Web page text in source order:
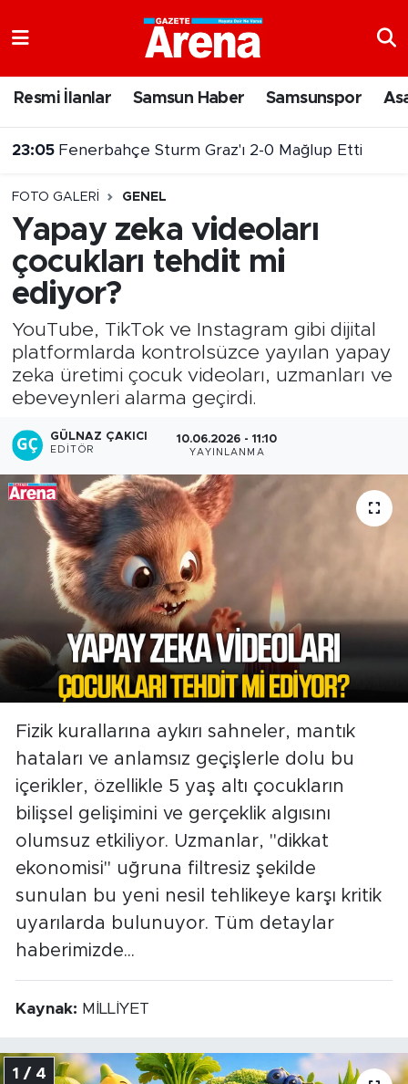
Resmi İlanlar Samsun Haber Samsunspor
23:05 Fenerbahçe Sturm Graz'ı 2-0 Mağlup Etti
22:14 Samsun 144 milyar TL'lik yatırımla gelişmeye devam ediyor
FOTO GALERI GENEL
Yapay zeka videoları
çocukları tehdit mi
ediyor?
YouTube, TikTok ve Instagram gibi dijital
platformlarda kontrolsüzce yayılan yapay
zeka üretimi çocuk videoları, uzmanları ve
ebeveynleri alarma geçirdi.
GÜLNAZ ÇAKICI
EDITÖR
10.06.2026 - 11:10
YAYINLANMA
Fizik kurallarına aykırı sahneler, mantık
hataları ve anlamsız geçişlerle dolu bu
içerikler, özellikle 5 yaş altı çocukların
bilişsel gelişimini ve gerçeklik algısını
olumsuz etkiliyor. Uzmanlar, "dikkat
ekonomisi" uğruna filtresiz şekilde
sunulan bu yeni nesil tehlikeye karşı kritik
uyarılarda bulunuyor. Tüm detaylar
haberimizde...
Kaynak: MİLLİYET
1 / 4
Samsun Namaz Vakitleri
Süper Lig Puan Durumu ve Fikstür
Tüm Manşetler
Son Dakika Haberleri
Haber Arşivi